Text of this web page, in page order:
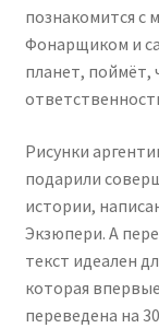
познакомится с
Фонарщиком и
планет, поймёт,
Рисунки
подарили
истории,
Экзюпери. А
текст идеален
которая
переведена на